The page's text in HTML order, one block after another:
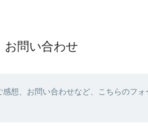
お問い合わせ
想、お問い合わせなど、こちらのフ